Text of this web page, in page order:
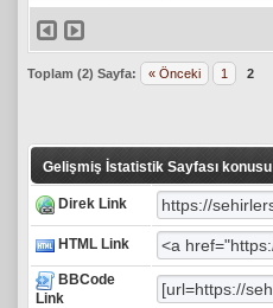
Toplam (2) Sayfa: « Önceki 1 2
Gelişmiş İstatistik Sayfası konusu
Direk Link
HTML Link
BBCode
Link